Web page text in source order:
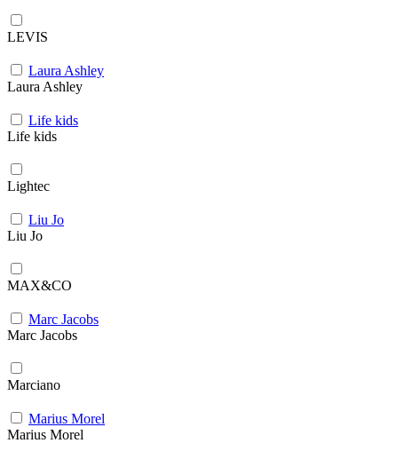
LEVIS
Laura Ashley
Laura Ashley
Life kids
Life kids
Lightec
Liu Jo
Liu Jo
MAX&CO
Marc Jacobs
Marc Jacobs
Marciano
Marius Morel
Marius Morel